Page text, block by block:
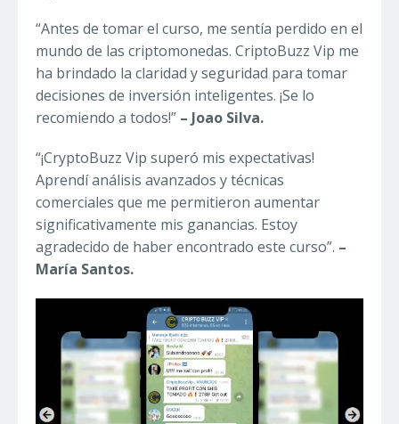
“Antes de tomar el curso, me sentía perdido en el
mundo de las criptomonedas. CriptoBuzz Vip me
ha brindado la claridad y seguridad para tomar
decisiones de inversión inteligentes. ¡Se lo
recomiendo a todos!” – Joao Silva.
“¡CryptoBuzz Vip superó mis expectativas!
Aprendí análisis avanzados y técnicas
comerciales que me permitieron aumentar
significativamente mis ganancias. Estoy
agradecido de haber encontrado este curso”. –
María Santos.